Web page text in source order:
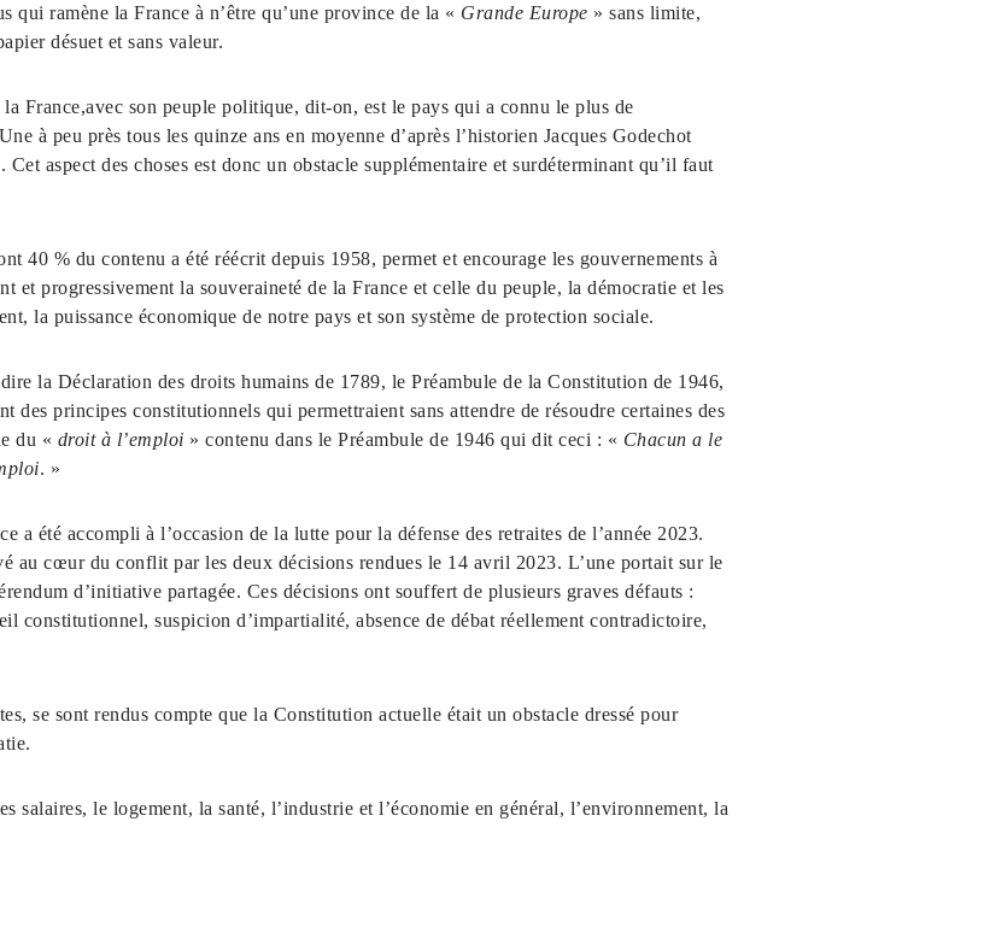
qui ramène la France à n’être qu’une province de la « Grande Europe » sans limite,
désuet et sans valeur.
France,avec son peuple politique, dit-on, est le pays qui a connu le plus de
à peu près tous les quinze ans en moyenne d’après l’historien Jacques Godechot
Cet aspect des choses est donc un obstacle supplémentaire et surdéterminant qu’il faut
40 % du contenu a été réécrit depuis 1958, permet et encourage les gouvernements à
et progressivement la souveraineté de la France et celle du peuple, la démocratie et les
la puissance économique de notre pays et son système de protection sociale.
la Déclaration des droits humains de 1789, le Préambule de la Constitution de 1946,
des principes constitutionnels qui permettraient sans attendre de résoudre certaines des
du « droit à l’emploi » contenu dans le Préambule de 1946 qui dit ceci : « Chacun a le
. »
a été accompli à l’occasion de la lutte pour la défense des retraites de l’année 2023.
au cœur du conflit par les deux décisions rendues le 14 avril 2023. L’une portait sur le
d’initiative partagée. Ces décisions ont souffert de plusieurs graves défauts :
constitutionnel, suspicion d’impartialité, absence de débat réellement contradictoire,
se sont rendus compte que la Constitution actuelle était un obstacle dressé pour
salaires, le logement, la santé, l’industrie et l’économie en général, l’environnement, la